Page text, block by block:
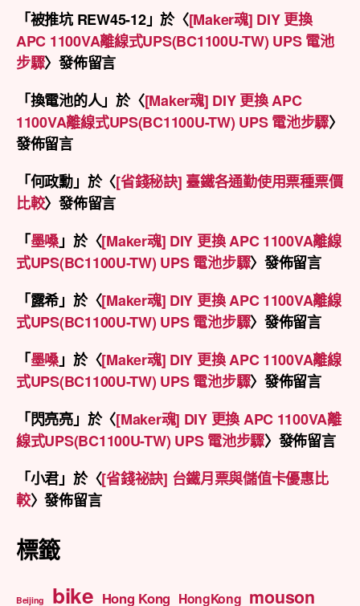
「被推坑 REW45-12」於〈[Maker魂] DIY 更換
APC 1100VA離線式UPS(BC1100U-TW) UPS 電池
步驟〉發佈留言
「換電池的人」於〈[Maker魂] DIY 更換 APC
1100VA離線式UPS(BC1100U-TW) UPS 電池步驟〉
發佈留言
「何政勳」於〈[省錢秘訣] 臺鐵各通勤使用票種票價
比較〉發佈留言
「墨嗓」於〈[Maker魂] DIY 更換 APC 1100VA離線
式UPS(BC1100U-TW) UPS 電池步驟〉發佈留言
「露希」於〈[Maker魂] DIY 更換 APC 1100VA離線
式UPS(BC1100U-TW) UPS 電池步驟〉發佈留言
「墨嗓」於〈[Maker魂] DIY 更換 APC 1100VA離線
式UPS(BC1100U-TW) UPS 電池步驟〉發佈留言
「閃亮亮」於〈[Maker魂] DIY 更換 APC 1100VA離
線式UPS(BC1100U-TW) UPS 電池步驟〉發佈留言
「小君」於〈[省錢祕訣] 台鐵月票與儲值卡優惠比
較〉發佈留言
標籤
Beijing bike Hong Kong HongKong mouson